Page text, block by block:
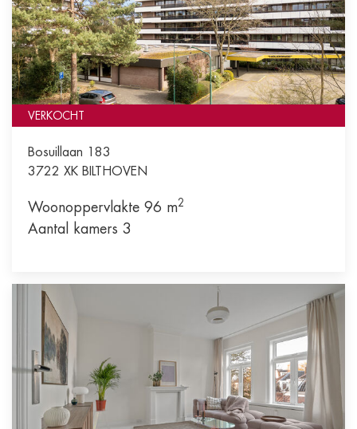
VERKOCHT
Bosuillaan 183
3722 XK BILTHOVEN
Woonoppervlakte 96 m2
Aantal kamers 3